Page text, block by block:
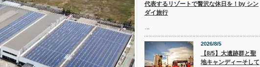
代表するリゾートで贅沢な休日を！by シン
ダイ旅行
2026/8/5
【8/5】大遺跡群と聖
地キャンディーそして